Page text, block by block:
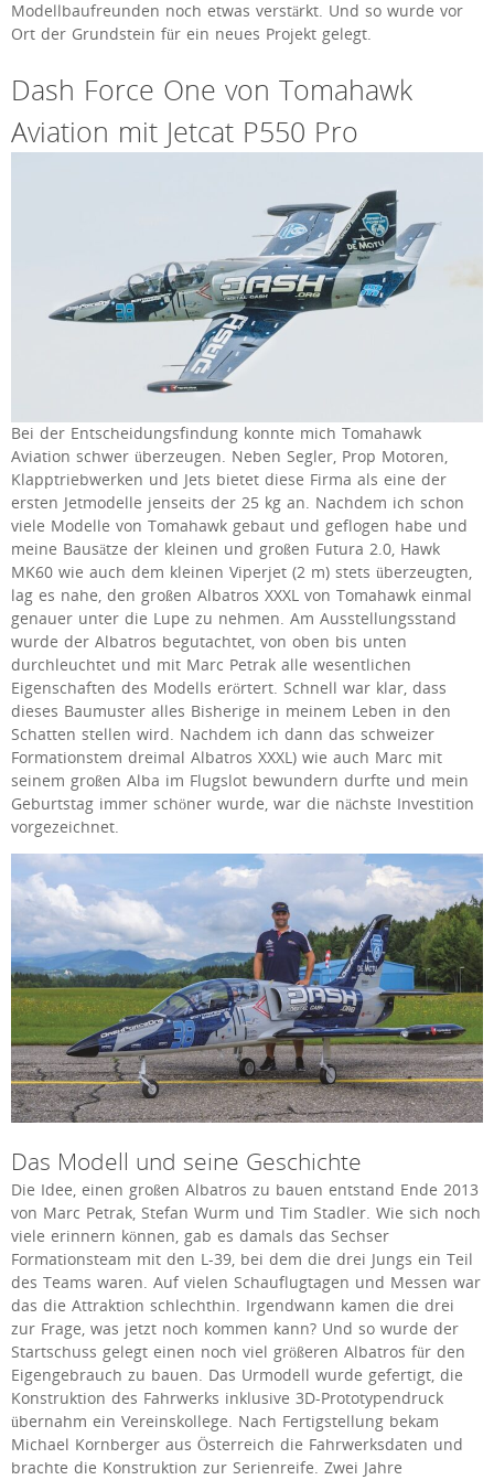
Modellbaufreunden noch etwas verstärkt. Und so wurde vor
Ort der Grundstein für ein neues Projekt gelegt.
Dash Force One von Tomahawk
Aviation mit Jetcat P550 Pro
Bei der Entscheidungsfindung konnte mich Tomahawk
Aviation schwer überzeugen. Neben Segler, Prop Motoren,
Klapptriebwerken und Jets bietet diese Firma als eine der
ersten Jetmodelle jenseits der 25 kg an. Nachdem ich schon
viele Modelle von Tomahawk gebaut und geflogen habe und
meine Bausätze der kleinen und großen Futura 2.0, Hawk
MK60 wie auch dem kleinen Viperjet (2 m) stets überzeugten,
lag es nahe, den großen Albatros XXXL von Tomahawk einmal
genauer unter die Lupe zu nehmen. Am Ausstellungsstand
wurde der Albatros begutachtet, von oben bis unten
durchleuchtet und mit Marc Petrak alle wesentlichen
Eigenschaften des Modells erörtert. Schnell war klar, dass
dieses Baumuster alles Bisherige in meinem Leben in den
Schatten stellen wird. Nachdem ich dann das schweizer
Formationstem dreimal Albatros XXXL) wie auch Marc mit
seinem großen Alba im Flugslot bewundern durfte und mein
Geburtstag immer schöner wurde, war die nächste Investition
vorgezeichnet.
Das Modell und seine Geschichte
Die Idee, einen großen Albatros zu bauen entstand Ende 2013
von Marc Petrak, Stefan Wurm und Tim Stadler. Wie sich noch
viele erinnern können, gab es damals das Sechser
Formationsteam mit den L-39, bei dem die drei Jungs ein Teil
des Teams waren. Auf vielen Schauflugtagen und Messen war
das die Attraktion schlechthin. Irgendwann kamen die drei
zur Frage, was jetzt noch kommen kann? Und so wurde der
Startschuss gelegt einen noch viel größeren Albatros für den
Eigengebrauch zu bauen. Das Urmodell wurde gefertigt, die
Konstruktion des Fahrwerks inklusive 3D-Prototypendruck
übernahm ein Vereinskollege. Nach Fertigstellung bekam
Michael Kornberger aus Österreich die Fahrwerksdaten und
brachte die Konstruktion zur Serienreife. Zwei Jahre